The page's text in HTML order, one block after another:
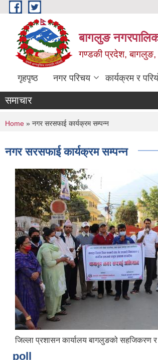
Skip to main content
बागलुङ
गण्डकी प्रदेश, बागलुङ,
गृहपृष्ठ नगर परिचय कार्यक्रम र
समाचार
You are here
Home » नगर सरसफाई कार्यक्रम सम्पन्न
नगर सरसफाई कार्यक्रम सम्पन्न
जिल्ला प्रशासन कार्यालय बागलुङको सहजिकरण
poll